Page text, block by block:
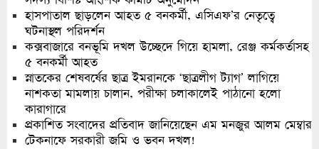
হাসপাতাল ছাড়লেন আহত ৫ বনকর্মী, এসিএফ’র নেতৃত্বে
ঘটনাস্থল পরিদর্শন
কক্সবাজারে বনভূমি দখল উচ্ছেদে গিয়ে হামলা, রেঞ্জ কর্মকর্তাসহ
৫ বনকর্মী আহত
স্নাতকের শেষবর্ষের ছাত্র ইমরানকে ‘ছাত্রলীগ ট্যাগ’ লাগিয়ে
নাশকতা মামলায় চালান, পরীক্ষা চলাকালেই পাঠানো হলো
কারাগারে
প্রকাশিত সংবাদের প্রতিবাদ জানিয়েছেন এম মনজুর আলম মেম্বার
টেকনাফে সরকারী জমি ও ভবন দখল!